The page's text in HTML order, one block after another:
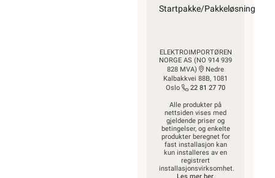
Startpakke/Pakkeløsning
ELEKTROIMPORTØREN
NORGE AS (NO 914 939
828 MVA)
Nedre
Kalbakkvei 88B, 1081
Oslo
22 81 27 70
Alle produkter på
nettsiden vises med
gjeldende priser og
betingelser, og enkelte
produkter beregnet for
fast installasjon kan
kun installeres av en
registrert
installasjonsvirksomhet.